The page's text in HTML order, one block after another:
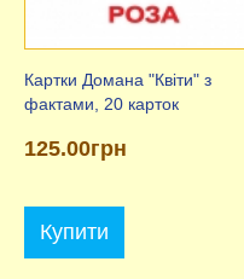
Картки Домана "Квіти" з
фактами, 20 карток
125.00грн
Купити